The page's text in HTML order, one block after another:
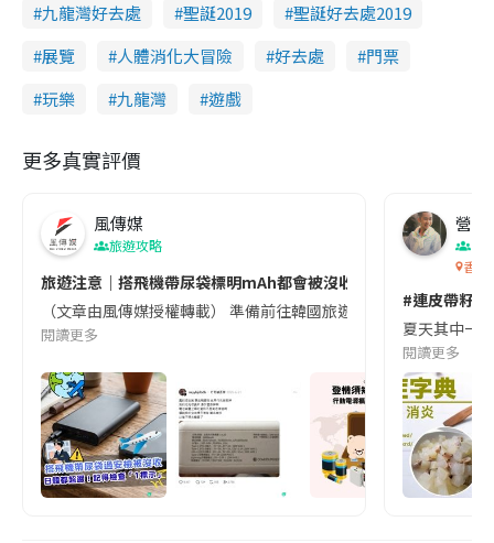
九龍灣好去處 聖誕2019
聖誕好去處2019
展覽
人體消化大冒險 好去處
門票
玩樂
九龍灣 遊戲
更多真實評價
風傳媒
旅遊攻略
旅遊注意｜搭飛機帶尿袋標明mAh都會被沒收😱出發前切記檢查
（文章由風傳媒授權轉載） 準備前往韓國旅遊的民眾，近期要
閱讀更多
營養
香港
#連皮帶籽
夏天其中一
閱讀更多